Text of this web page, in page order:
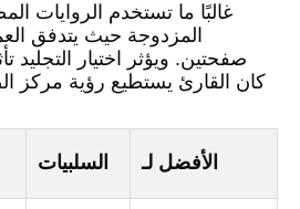
غالبًا ما تستخدم الروايات
المزدوجة حيث يتدفق
صفحتين. ويؤثر اختيار التجليد
كان القارئ يستطيع رؤية مركز
السلبيات الأفضل لـ